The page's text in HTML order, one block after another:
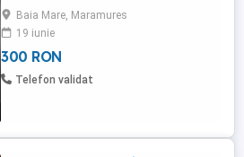
Baia Mare, Maramures
19 iunie
300 RON
Telefon validat